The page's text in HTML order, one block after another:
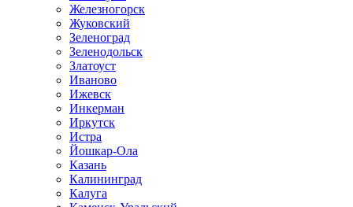
Железногорск
Жуковский
Зеленоград
Зеленодольск
Златоуст
Иваново
Ижевск
Инкерман
Иркутск
Истра
Йошкар-Ола
Казань
Калининград
Калуга